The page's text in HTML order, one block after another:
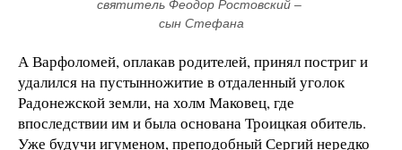
святитель Феодор Ростовский –
сын Стефана
А Варфоломей, оплакав родителей, принял постриг и
удалился на пустынножитие в отдаленный уголок
Радонежской земли, на холм Маковец, где
впоследствии им и была основана Троицкая обитель.
Уже будучи игуменом, преподобный Сергий нередко